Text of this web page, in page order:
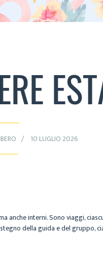
10 LUGLIO 2026
interni. Sono viaggi,
della guida e del gruppo,